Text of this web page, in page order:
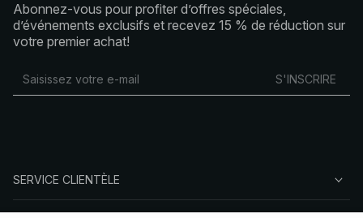
Abonnez-vous pour profiter d’offres spéciales,
d’événements exclusifs et recevez 15 % de réduction sur
votre premier achat!
S'INSCRIRE
SERVICE CLIENTÈLE